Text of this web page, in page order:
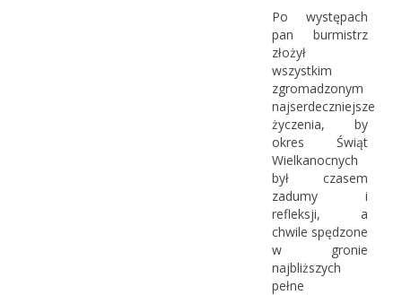
Po występach
pan burmistrz
złożył
wszystkim
zgromadzonym
najserdeczniejsze
życzenia, by
okres Świąt
Wielkanocnych
był czasem
zadumy i
refleksji, a
chwile spędzone
w gronie
najbliższych
pełne